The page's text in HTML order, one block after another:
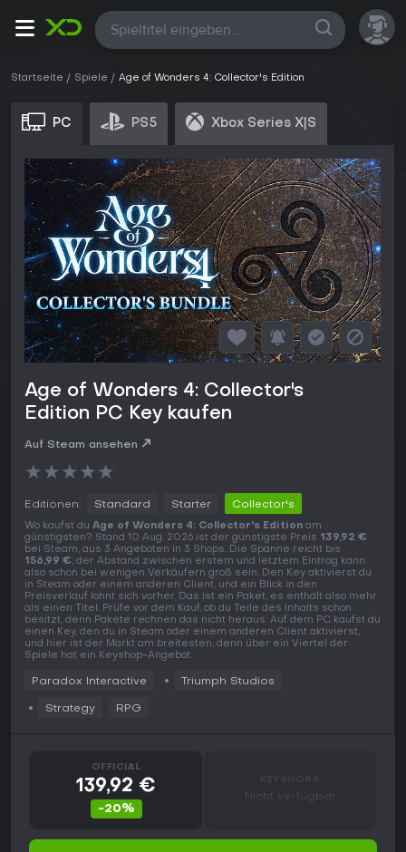
Alle
Startseite Spiele Age of Wonders 4: Collector's Edition
PC PS5 Xbox Series X|S
Age of Wonders 4: Collector's
Edition PC Key kaufen
Auf Steam ansehen
★★★★★
Editionen: Standard Starter Collector's
Wo kaufst du Age of Wonders 4: Collector's Edition am
günstigsten? Stand 10 Aug. 2026 ist der günstigste Preis 139,92 €
bei Steam, aus 3 Angeboten in 3 Shops. Die Spanne reicht bis
156,99 €, der Abstand zwischen erstem und letztem Eintrag kann
also schon bei wenigen Verkäufern groß sein. Den Key aktivierst du
in Steam oder einem anderen Client, und ein Blick in den
Preisverlauf lohnt sich vorher. Das ist ein Paket, es enthält also mehr
als einen Titel. Prüfe vor dem Kauf, ob du Teile des Inhalts schon
besitzt, denn Pakete rechnen das nicht heraus. Auf dem PC kaufst du
einen Key, den du in Steam oder einem anderen Client aktivierst,
und hier ist der Markt am breitesten, denn über ein Viertel der
Spiele hat ein Keyshop-Angebot.
Paradox Interactive Triumph Studios
Strategy RPG
OFFICIAL
139,92 €
-20%
Nicht verfügbar